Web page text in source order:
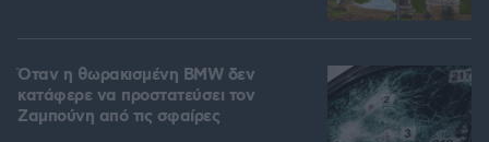
Όταν η θωρακισμένη BMW δεν
κατάφερε να προστατεύσει τον
Ζαμπούνη από τις σφαίρες